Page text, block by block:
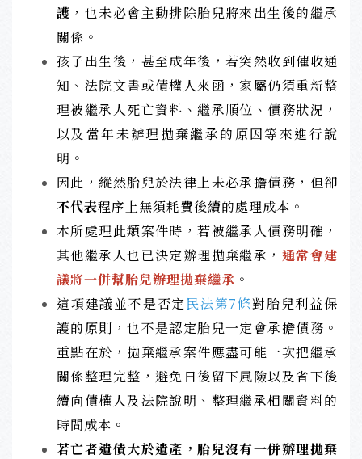
護 ，也未必會主動排除胎兒將來出生後的繼承
關係。
孩子出生後，甚至成年後，若突然收到催收通
知、法院文書或債權人來函，家屬仍須重新整
理被繼承人死亡資料、繼承順位、債務狀況，
以及當年未辦理拋棄繼承的原因等來進行說
明。
因此，縱然胎兒於法律上未必承擔債務，但卻
不代表程序上無須耗費後續的處理成本。
本所處理此類案件時，若被繼承人債務明確，
其他繼承人也已決定辦理拋棄繼承， 通常會建
議將一併幫胎兒辦理拋棄繼承 。
這項建議並不是否定民法第7條對胎兒利益保
護的原則，也不是認定胎兒一定會承擔債務。
重點在於，拋棄繼承案件應盡可能一次把繼承
關係整理完整，避免日後留下風險以及省下後
續向債權人及法院說明、整理繼承相關資料的
時間成本。
若亡者遺債大於遺產，胎兒沒有一併辦理拋棄